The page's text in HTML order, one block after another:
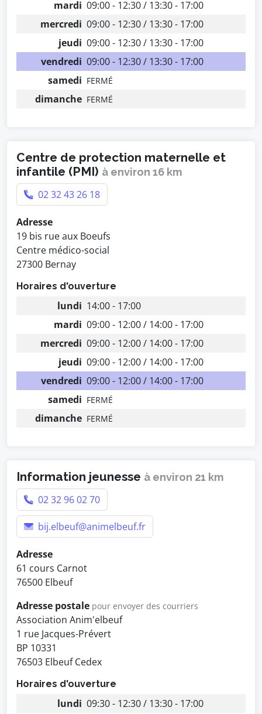
mardi 09:00 - 12:30 / 13:30 - 17:00
mercredi 09:00 - 12:30 / 13:30 - 17:00
jeudi 09:00 - 12:30 / 13:30 - 17:00
vendredi 09:00 - 12:30 / 13:30 - 17:00
samedi FERMÉ
dimanche FERMÉ
Centre de protection maternelle et
infantile (PMI) à environ 16 km
02 32 43 26 18
Adresse
19 bis rue aux Boeufs
Centre médico-social
27300 Bernay
Horaires d'ouverture
lundi 14:00 - 17:00
mardi 09:00 - 12:00 / 14:00 - 17:00
mercredi 09:00 - 12:00 / 14:00 - 17:00
jeudi 09:00 - 12:00 / 14:00 - 17:00
vendredi 09:00 - 12:00 / 14:00 - 17:00
samedi FERMÉ
dimanche FERMÉ
Information jeunesse à environ 21 km
02 32 96 02 70
bij.elbeuf@animelbeuf.fr
Adresse
61 cours Carnot
76500 Elbeuf
Adresse postale pour envoyer des courriers
Association Anim'elbeuf
1 rue Jacques-Prévert
BP 10331
76503 Elbeuf Cedex
Horaires d'ouverture
lundi 09:30 - 12:30 / 13:30 - 17:00